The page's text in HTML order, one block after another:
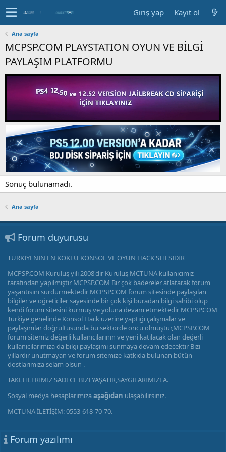
Giriş yap Kayıt ol
Ana sayfa
MCPSP.COM PLAYSTATION OYUN VE BİLGİ
PAYLAŞIM PLATFORMU
Sonuç bulunamadı.
Ana sayfa
Forum duyurusu
TÜRKİYENİN EN KÖKLÜ KONSOL VE OYUN HACK SİTESİDİR
MCPSP.COM Kuruluş yılı 2008'dir Kuruluş MCTUNA kullanıcımız
tarafından yapılmıştır MCPSP.COM Bir çok badereler atlatarak forum
yaşantısını sürdürmektedir MCPSP.COM forum sitesinde paylaşılan
bilgiler ve öğreticiler sayesinde bir çok kişi buradan bilgi sahibi olup
kendi forum sitesini kurmuş ve yoluna devam etmektedir MCPSP.COM
Türkiye genelinde Konsol Hack üzerine yaptığı çalışmalar ve
paylaşımlar doğrultusunda bu sektörde öncü olmuştur,MCPSP.COM
forum sitemiz değerli kullanıcılarının ve yeni katılacak olan değerli
kullanıcılarımıza da bilgi paylaşımı sunmaya devam edecektir Bizi
yıllardır unutmayan ve forum sitemize katkıda bulunan bütün
dostlarımıza selam olsun .
TAKLİTLERİMİZ SADECE BİZİ YAŞATIR,SAYGILARIMIZLA.
Sosyal medya hesaplarımızaaşağıdan ulaşabilirsiniz.
MCTUNA İLETİŞİM: 0553-618-70-70.
Forum yazılımı